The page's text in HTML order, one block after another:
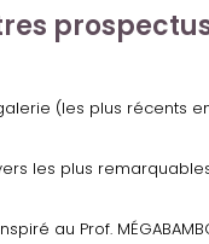
(les plus récents
les plus
au Prof.